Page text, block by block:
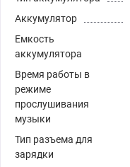
Аккумулятор
Емкость
аккумулятора
Время работы в
режиме
прослушивания
музыки
Тип разъема для
зарядки